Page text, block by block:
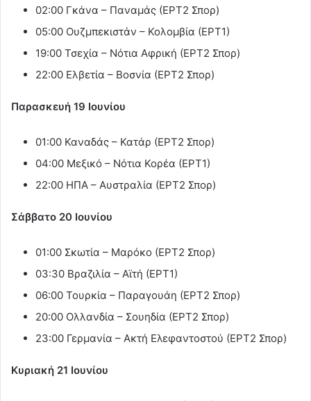
02:00 Γκάνα – Παναμάς (ΕΡΤ2 Σπορ)
05:00 Ουζμπεκιστάν – Κολομβία (ΕΡΤ1)
19:00 Τσεχία – Νότια Αφρική (ΕΡΤ2 Σπορ)
22:00 Ελβετία – Βοσνία (ΕΡΤ2 Σπορ)
Παρασκευή 19 Ιουνίου
01:00 Καναδάς – Κατάρ (ΕΡΤ2 Σπορ)
04:00 Μεξικό – Νότια Κορέα (ΕΡΤ1)
22:00 ΗΠΑ – Αυστραλία (ΕΡΤ2 Σπορ)
Σάββατο 20 Ιουνίου
01:00 Σκωτία – Μαρόκο (ΕΡΤ2 Σπορ)
03:30 Βραζιλία – Αϊτή (ΕΡΤ1)
06:00 Τουρκία – Παραγουάη (ΕΡΤ2 Σπορ)
20:00 Ολλανδία – Σουηδία (ΕΡΤ2 Σπορ)
23:00 Γερμανία – Ακτή Ελεφαντοστού (ΕΡΤ2 Σπορ)
Κυριακή 21 Ιουνίου